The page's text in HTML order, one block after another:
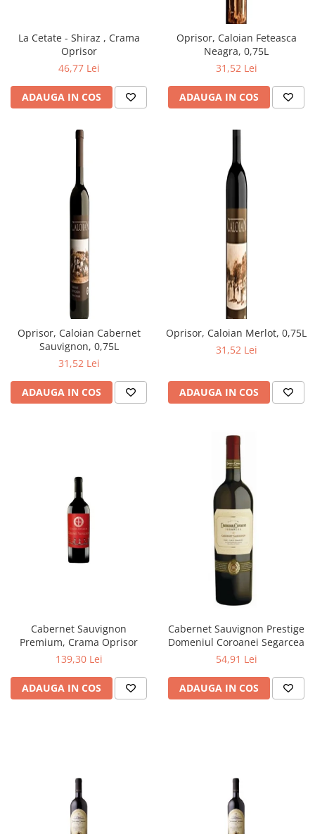
La Cetate - Shiraz , Crama
Oprisor
46,77 Lei
ADAUGA IN COS
Oprisor, Caloian Feteasca
Neagra, 0,75L
31,52 Lei
ADAUGA IN COS
Oprisor, Caloian Cabernet
Sauvignon, 0,75L
31,52 Lei
ADAUGA IN COS
Oprisor, Caloian Merlot, 0,75L
31,52 Lei
ADAUGA IN COS
Cabernet Sauvignon
Premium, Crama Oprisor
139,30 Lei
ADAUGA IN COS
Cabernet Sauvignon Prestige
Domeniul Coroanei Segarcea
54,91 Lei
ADAUGA IN COS